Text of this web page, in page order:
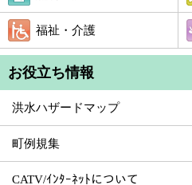
福祉・介護
お役立ち情報
洪水ハザードマップ
町例規集
CATV/ｲﾝﾀｰﾈｯﾄについて